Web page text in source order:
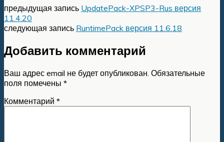
предыдущая запись UpdatePack-XPSP3-Rus версия
11.4.20
следующая запись RuntimePack версия 11.6.18
Добавить комментарий
Ваш адрес email не будет опубликован. Обязательные
поля помечены *
Комментарий *